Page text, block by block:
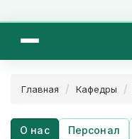
Главная Кафедры
О нас Персонал